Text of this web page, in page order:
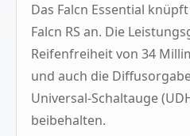
Das Falcn Essential
Falcn RS an. Die
Reifenfreiheit von 34
und auch die
Universal-Schaltauge
beibehalten.